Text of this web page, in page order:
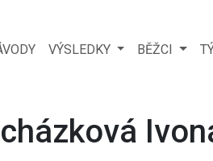
VÝSLEDKY BĚŽCI